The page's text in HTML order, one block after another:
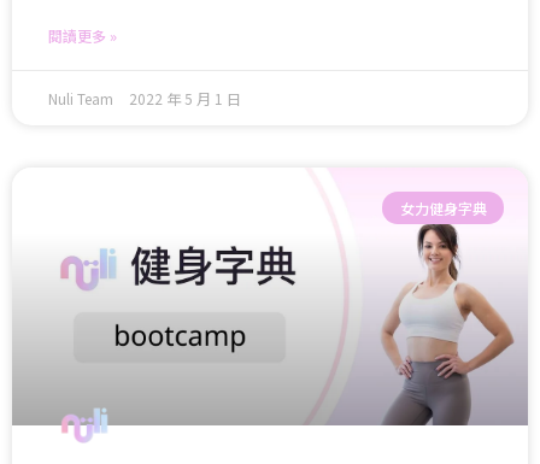
閱讀更多 »
Nuli Team 2022 年 5 月 1 日
女力健身字典